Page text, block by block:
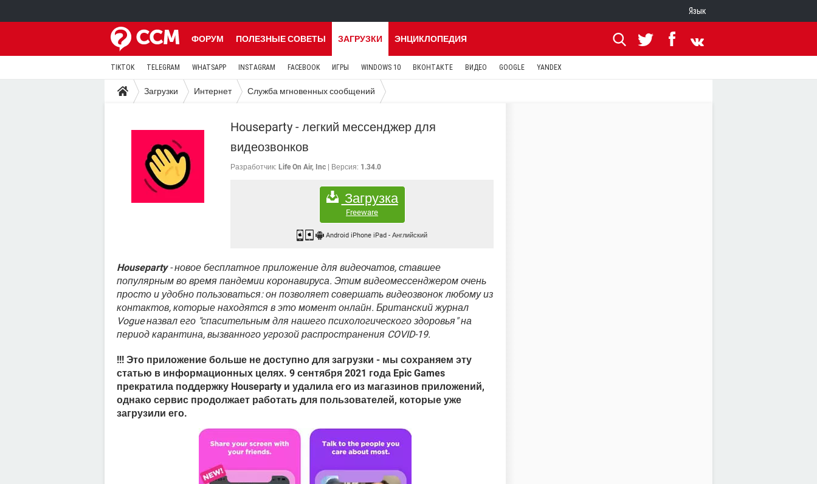
Язык
ФОРУМ ПОЛЕЗНЫЕ СОВЕТЫ ЗАГРУЗКИ ЭНЦИКЛОПЕДИЯ
TIKTOK TELEGRAM WHATSAPP INSTAGRAM FACEBOOK ИГРЫ WINDOWS 10 ВКОНТАКТЕ ВИДЕО GOOGLE YANDEX
Загрузки Интернет Служба мгновенных сообщений
Houseparty - легкий мессенджер для
видеозвонков
Разработчик: Life On Air, Inc Версия: 1.34.0
Загрузка
Freeware
Android iPhone iPad - Английский
Houseparty- новое бесплатное приложение для видеочатов, ставшее
популярным во время пандемии коронавируса. Этим видеомессенджером очень
просто и удобно пользоваться: он позволяет совершать видеозвонок любому из
контактов, которые находятся в это момент онлайн. Британский журнал
Vogue назвал его "спасительным для нашего психологического здоровья" на
период карантина, вызванного угрозой распространения COVID-19.
!!! Это приложение больше не доступно для загрузки - мы сохраняем эту
статью в информационных целях. 9 сентября 2021 года Epic Games
прекратила поддержку Houseparty и удалила его из магазинов приложений,
однако сервис продолжает работать для пользователей, которые уже
загрузили его.